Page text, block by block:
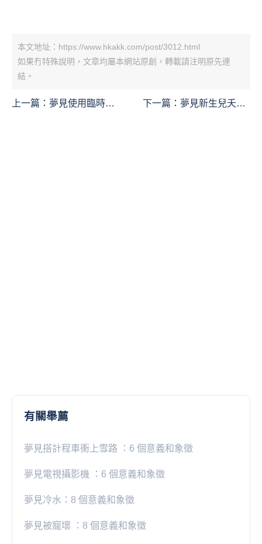
本文地址：https://www.hkakk.com/post/3012.html
如果冇特殊說明，文章均屬本網站原創，轉載請注明原先連
結。
上一篇： 夢見使用臨時廁
下一篇： 夢見新生兒夭折
有關舉薦
夢見搭計程車衝上雪路 ：6 個意義和象徵
夢見電視攝影機 ：6 個意義和象徵
夢見冷水：8 個意義和象徵
夢見被寵壞 ：8 個意義和象徵